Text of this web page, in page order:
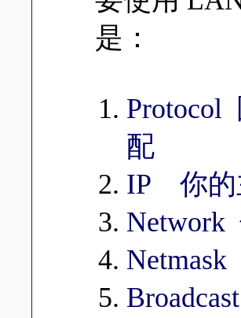
是：
Protocol
配
IP 你的
Network